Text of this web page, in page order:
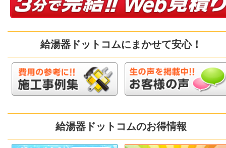
給湯器ドットコムにまかせて安心！
給湯器ドットコムのお得情報